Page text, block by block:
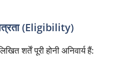
(Eligibility)
शर्तें पूरी होनी अनिवार्य हैं: